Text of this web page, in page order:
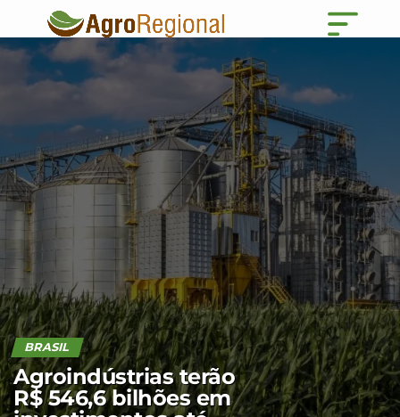
BRASIL
Agroindústrias terão
R$ 546,6 bilhões em